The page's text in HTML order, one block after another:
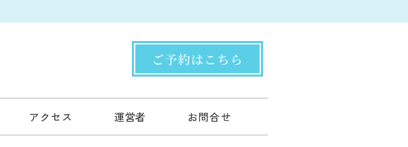
ご予約はこちら
アクセス 運営者 お問合せ